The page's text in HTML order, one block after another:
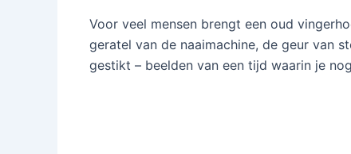
Voor veel mensen brengt een oud
geratel van de naaimachine, de geur van
gestikt – beelden van een tijd waarin je